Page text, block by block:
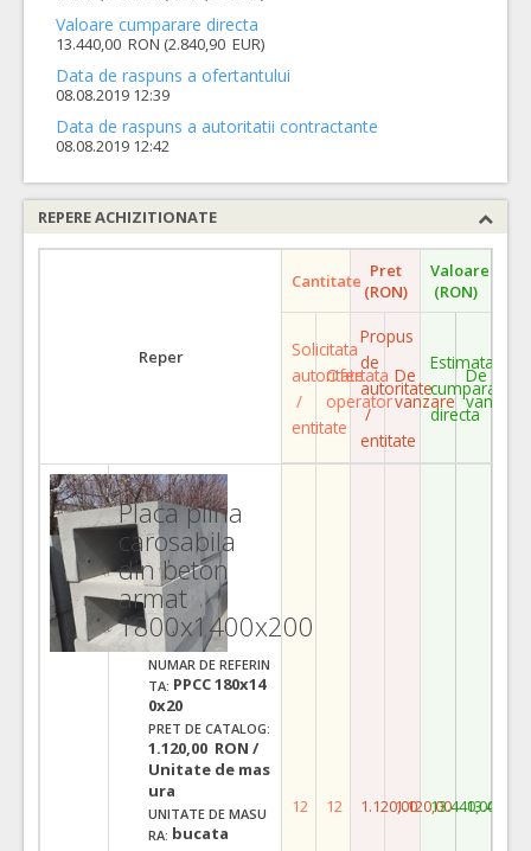
Valoare cumparare directa
13.440,00 RON (2.840,90 EUR)
Data de raspuns a ofertantului
08.08.2019 12:39
Data de raspuns a autoritatii contractante
08.08.2019 12:42
REPERE ACHIZITIONATE
Reper
Cantitate Pret
(RON)
Valoare
(RON)
Solicitata
autoritate
/
entitate
Ofertata
operator
Propus
de
autoritate
/
entitate
De
vanzare
Estimata
cumparare
directa
De
vanzare
Placa plina
carosabila
din beton
armat
1800x1400x200
NUMAR DE REFERIN
TA: PPCC 180x14
0x20
PRET DE CATALOG:
1.120,00 RON /
Unitate de mas
ura
UNITATE DE MASU
RA: bucata
12 12 1.120,001.120,0013.440,00